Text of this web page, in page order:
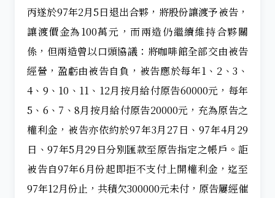
丙遂於97年2月5日退出合夥，將股份讓渡予被告，
讓渡價金為100萬元，而兩造仍繼續維持合夥關
係，但兩造曾以口頭協議：將咖啡館全部交由被告
經營，盈虧由被告自負，被告應於每年1、2、3、
4、9、10、11、12月按月給付原告60000元，每年
5、6、7、8月按月給付原告20000元，充為原告之
權利金，被告亦依約於97年3月27日、97年4月29
日、97年5月29日分別匯款至原告指定之帳戶。詎
被告自97年6月份起即拒不支付上開權利金，迄至
97年12月份止，共積欠300000元未付，原告屢經催